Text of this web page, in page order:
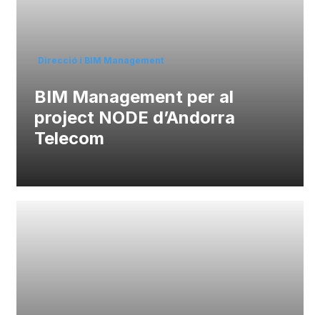
Direcció i BIM Management
BIM Management per al
project NODE d’Andorra
Telecom